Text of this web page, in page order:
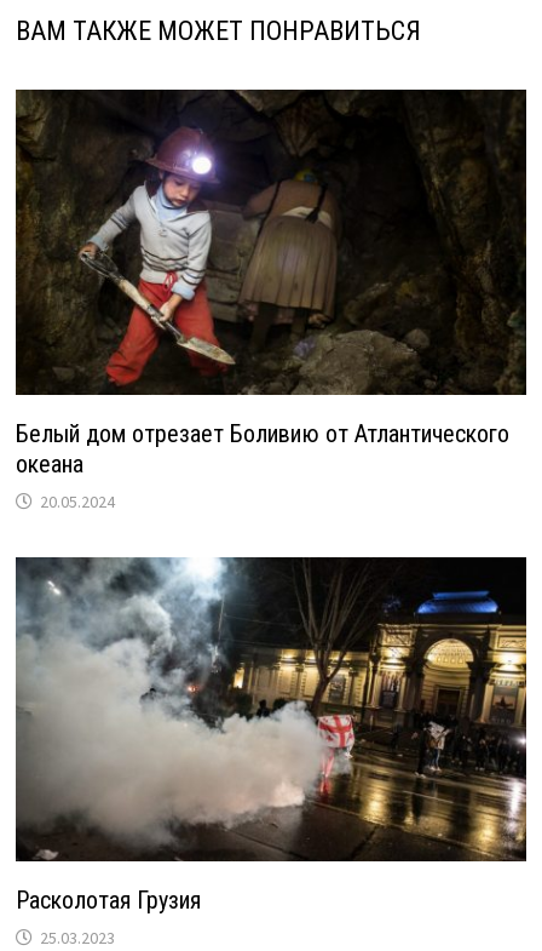
ВАМ ТАКЖЕ МОЖЕТ ПОНРАВИТЬСЯ
Белый дом отрезает Боливию от Атлантического
океана
20.05.2024
Расколотая Грузия
25.03.2023